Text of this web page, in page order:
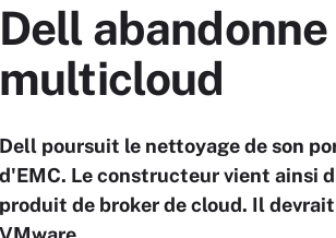
Dell
multicloud
Dell poursuit le nettoyage de son
d'EMC. Le constructeur vient ainsi
produit de broker de cloud. Il